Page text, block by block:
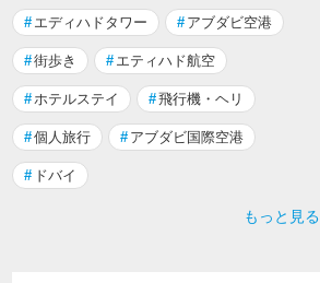
# エディハドタワー # アブダビ空港
#街歩き # エティハド航空
#ホテルステイ #飛行機・ヘリ
#個人旅行 # アブダビ国際空港
# ドバイ
もっと見る